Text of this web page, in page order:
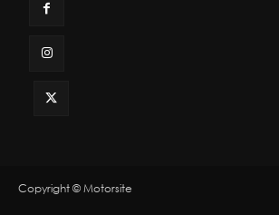
Copyright © Motorsite